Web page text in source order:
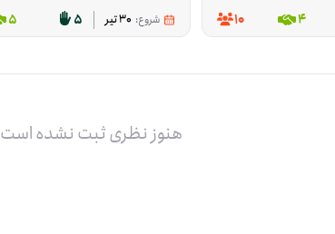
4
10 شروع: 30 تیر 5
5
هنوز نظری ثبت نشده است